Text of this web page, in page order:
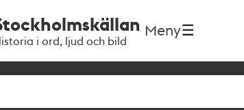
i ord, ljud och bild
Meny